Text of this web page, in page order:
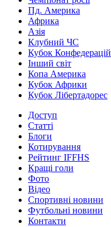
Пд. Америка
Африка
Азія
Клубний ЧС
Кубок Конфедерацій
Інший світ
Копа Америка
Кубок Африки
Кубок Лібертадорес
Доступ
Статті
Блоги
Котирування
Рейтинг IFFHS
Кращі голи
Фото
Відео
Спортивні новини
Футбольні новини
Контакти